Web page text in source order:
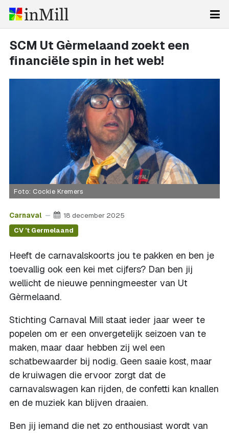
SCM Ut Gèrmelaand zoekt een
financiële spin in het web!
Foto: Cockie Kremers
Carnaval 18 december 2025
CV ’t Germelaand
Heeft de carnavalskoorts jou te pakken en ben je
toevallig ook een kei met cijfers? Dan ben jij
wellicht de nieuwe penningmeester van Ut
Gèrmelaand.
Stichting Carnaval Mill staat ieder jaar weer te
popelen om er een onvergetelijk seizoen van te
maken, maar daar hebben zij wel een
schatbewaarder bij nodig. Geen saaie kost, maar
de kruiwagen die ervoor zorgt dat de
carnavalswagen kan rijden, de confetti kan knallen
en de muziek kan blijven draaien.
Ben jij iemand die net zo enthousiast wordt van